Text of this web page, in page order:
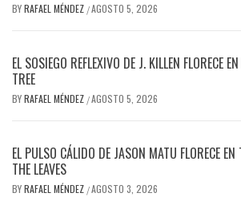
BYRAFAEL MÉNDEZ /AGOSTO 5, 2026
EL SOSIEGO REFLEXIVO DE J. KILLEN FLORECE
TREE
BYRAFAEL MÉNDEZ /AGOSTO 5, 2026
EL PULSO CÁLIDO DE JASON MATU FLORECE
THE LEAVES
BYRAFAEL MÉNDEZ /AGOSTO 3, 2026